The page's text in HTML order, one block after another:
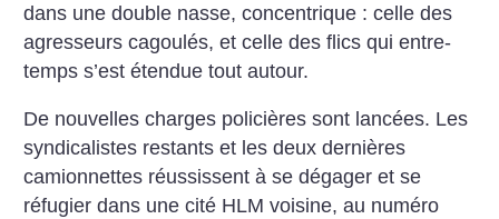
dans une double nasse, concentrique : celle des
agresseurs cagoulés, et celle des flics qui entre-
temps s’est étendue tout autour.
De nouvelles charges policières sont lancées. Les
syndicalistes restants et les deux dernières
camionnettes réussissent à se dégager et se
réfugier dans une cité HLM voisine, au numéro